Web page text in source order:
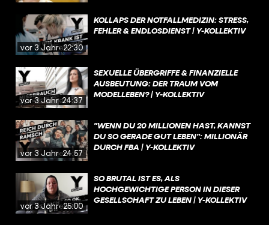
vor 3 Jahren22:30
KOLLAPS DER NOTFALLMEDIZIN: STRESS,
FEHLER & ENDLOSDIENST | Y-KOLLEKTIV
vor 3 Jahren24:37
SEXUELLE ÜBERGRIFFE & FINANZIELLE
AUSBEUTUNG: DER TRAUM VOM
MODELLEBEN? | Y-KOLLEKTIV
vor 3 Jahren24:57
"WENN DU 20 MILLIONEN HAST, KANNST
DU SO GERADE GUT LEBEN": MILLIONÄR
DURCH FBA | Y-KOLLEKTIV
vor 3 Jahren25:00
SO BRUTAL IST ES, ALS
HOCHGEWICHTIGE PERSON IN DIESER
GESELLSCHAFT ZU LEBEN | Y-KOLLEKTIV